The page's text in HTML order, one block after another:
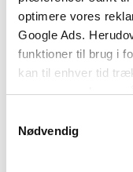
optimere vores
Google Ads.
funktioner til brug i
kan til enhver tid
være opmærksom
tilbagetrækker et
Nødvendig
Hørisolering
Hampeisolering
Ekspanderet